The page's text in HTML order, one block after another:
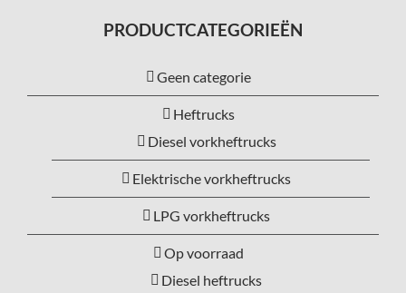
PRODUCTCATEGORIEËN
Geen categorie
Heftrucks
Diesel vorkheftrucks
Elektrische vorkheftrucks
LPG vorkheftrucks
Op voorraad
Diesel heftrucks